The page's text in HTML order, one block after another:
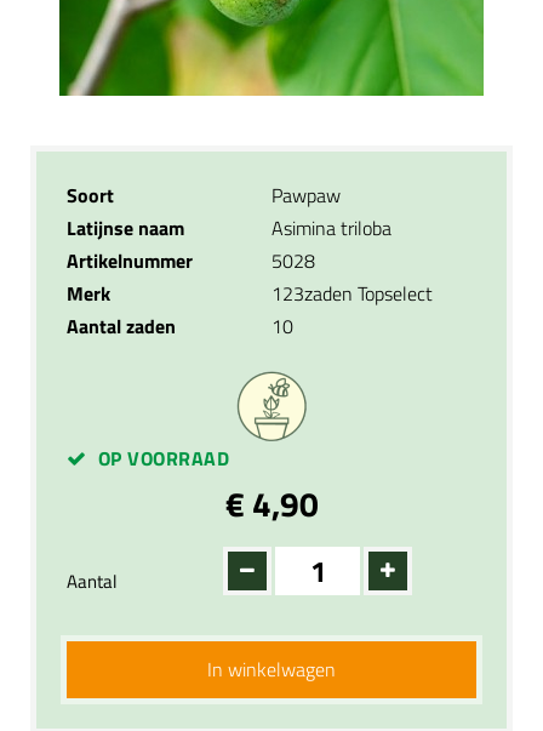
Soort
Pawpaw
Latijnse naam
Asimina triloba
Artikelnummer
5028
Merk
123zaden Topselect
Aantal zaden
10
OP VOORRAAD
€ 4,90
Aantal
In winkelwagen